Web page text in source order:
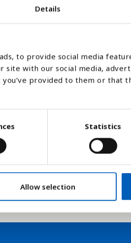
Details
to provide social media
site with our social media,
provided to them or that
Statistics
Allow selection
Linje
indsøer og floder